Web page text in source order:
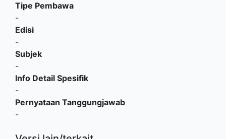
Tipe Pembawa
-
Edisi
-
Subjek
-
Info Detail Spesifik
-
Pernyataan Tanggungjawab
-